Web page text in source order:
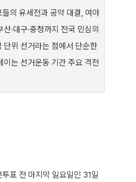
의 유세전과 공약 대결, 여야
·대구·충청까지 전국 민심의
단위 선거라는 점에서 단순한
는 선거운동 기간 주요 격전
표 전 마지막 일요일인 31일